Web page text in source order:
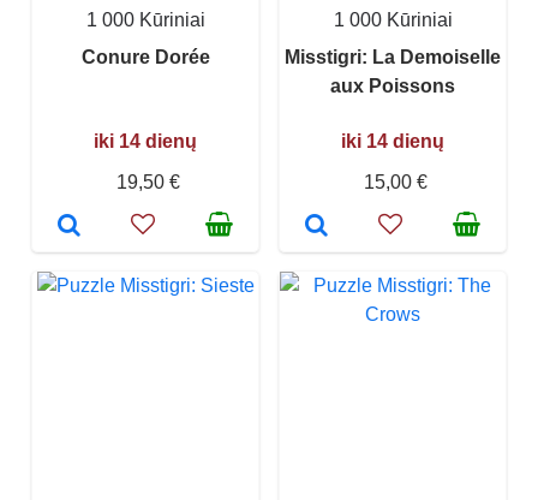
1 000 Kūriniai
Conure Dorée
iki 14 dienų
19,50 €
1 000 Kūriniai
Misstigri: La Demoiselle
aux Poissons
iki 14 dienų
15,00 €